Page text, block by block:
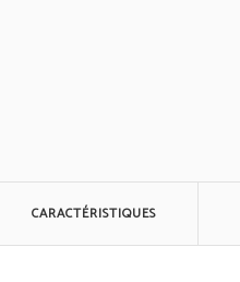
CARACTÉRISTIQUES